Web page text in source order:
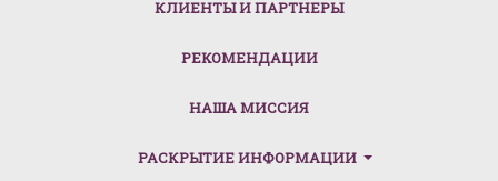
КЛИЕНТЫ И ПАРТНЕРЫ
РЕКОМЕНДАЦИИ
НАША МИССИЯ
РАСКРЫТИЕ ИНФОРМАЦИИ